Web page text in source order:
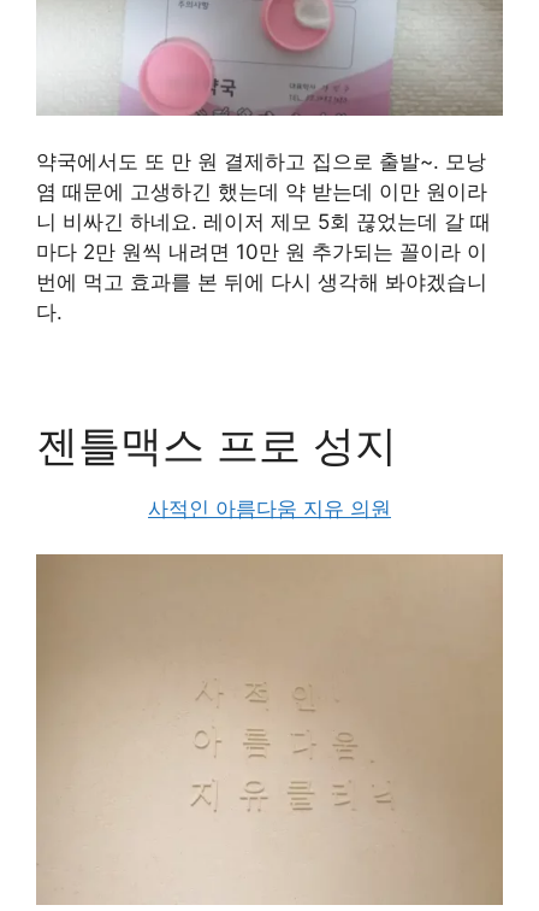
약국에서도 또 만 원 결제하고 집으로 출발~. 모낭
염 때문에 고생하긴 했는데 약 받는데 이만 원이라
니 비싸긴 하네요. 레이저 제모 5회 끊었는데 갈 때
마다 2만 원씩 내려면 10만 원 추가되는 꼴이라 이
번에 먹고 효과를 본 뒤에 다시 생각해 봐야겠습니
다.
젠틀맥스 프로 성지
사적인 아름다움 지유 의원